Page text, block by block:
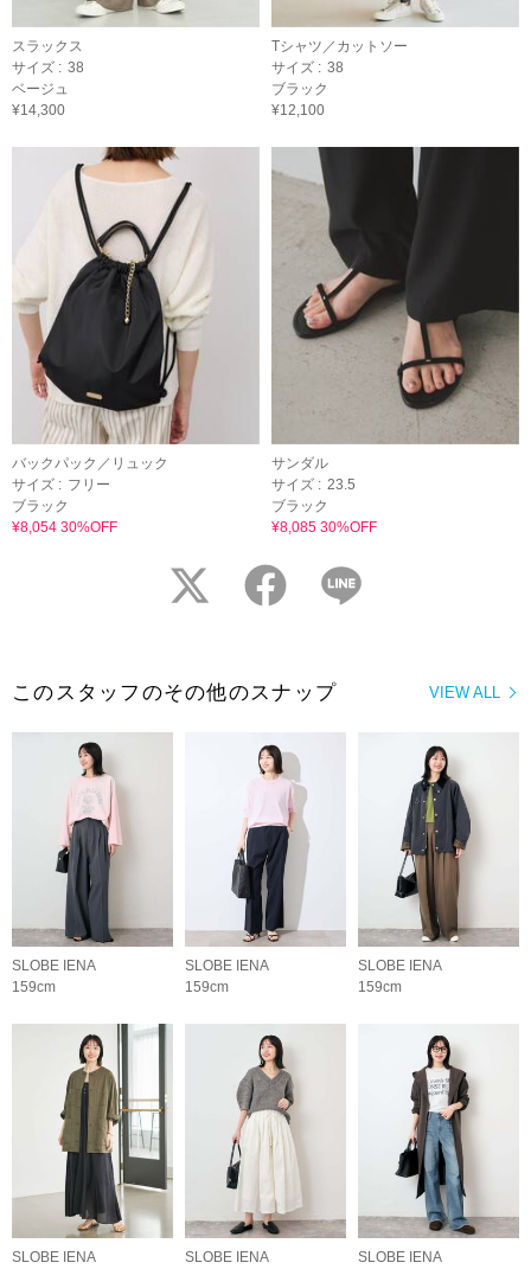
スラックス
サイズ : 38
ベージュ
¥14,300
Tシャツ／カットソー
サイズ : 38
ブラック
¥12,100
バックパック／リュック
サイズ : フリー
ブラック
¥8,054 30%OFF
サンダル
サイズ : 23.5
ブラック
¥8,085 30%OFF
twitter facebook
VIEW ALL
このスタッフのその他のスナップ
SLOBE IENA
159cm
SLOBE IENA
159cm
SLOBE IENA
159cm
SLOBE IENA
SLOBE IENA
SLOBE IENA